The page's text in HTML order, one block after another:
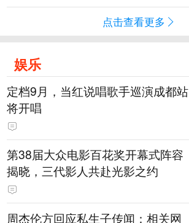
点击查看更多
娱乐
定档9月，当红说唱歌手巡演成都站
将开唱
第38届大众电影百花奖开幕式阵容
揭晓，三代影人共赴光影之约
周杰伦方回应私生子传闻：相关网